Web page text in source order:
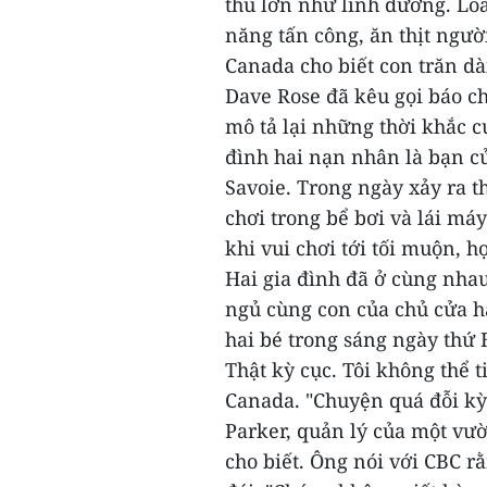
năng tấn công, ăn thịt
Canada cho biết con trăn
Dave Rose đã kêu gọi báo
mô tả lại những thời khắc
đình hai nạn nhân là bạn
Savoie. Trong ngày xảy ra
chơi trong bể bơi và lái
khi vui chơi tới tối muộn,
Hai gia đình đã ở cùng
ngủ cùng con của chủ cửa
hai bé trong sáng ngày thứ
Thật kỳ cục. Tôi không thể
Canada. "Chuyện quá đỗi
Parker, quản lý của một
cho biết. Ông nói với CBC